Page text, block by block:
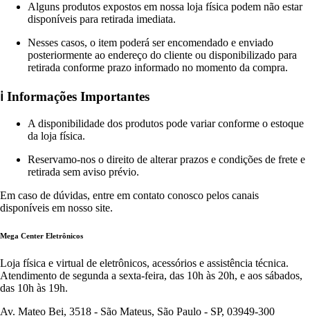
Alguns produtos expostos em nossa loja física podem não estar
disponíveis para retirada imediata.
Nesses casos, o item poderá ser encomendado e enviado
posteriormente ao endereço do cliente ou disponibilizado para
retirada conforme prazo informado no momento da compra.
ℹ️ Informações Importantes
A disponibilidade dos produtos pode variar conforme o estoque
da loja física.
Reservamo-nos o direito de alterar prazos e condições de frete e
retirada sem aviso prévio.
Em caso de dúvidas, entre em contato conosco pelos canais
disponíveis em nosso site.
Mega Center Eletrônicos
Loja física e virtual de eletrônicos, acessórios e assistência técnica.
Atendimento de segunda a sexta-feira, das 10h às 20h, e aos sábados,
das 10h às 19h.
Av. Mateo Bei, 3518 - São Mateus, São Paulo - SP, 03949-300